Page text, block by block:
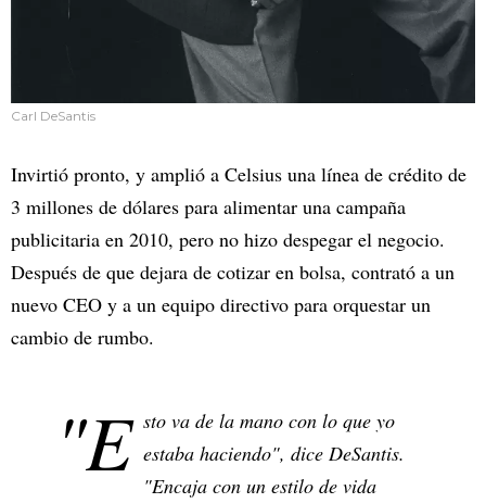
Carl DeSantis
Invirtió pronto, y amplió a Celsius una línea de crédito de
3 millones de dólares para alimentar una campaña
publicitaria en 2010, pero no hizo despegar el negocio.
Después de que dejara de cotizar en bolsa, contrató a un
nuevo CEO y a un equipo directivo para orquestar un
cambio de rumbo.
"E sto va de la mano con lo que yo
estaba haciendo", dice DeSantis.
"Encaja con un estilo de vida